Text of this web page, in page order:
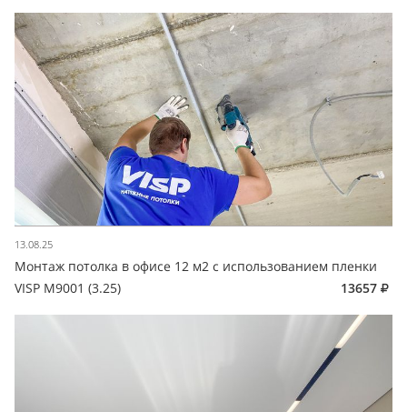
13.08.25
Монтаж потолка в офисе 12 м2 с использованием пленки
VISP M9001 (3.25)
13657